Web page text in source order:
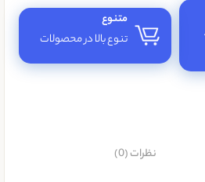
متنوع
تنوع بالا در محصولات
نظرات (0)